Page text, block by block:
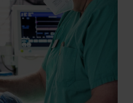
und Wiesbaden
System